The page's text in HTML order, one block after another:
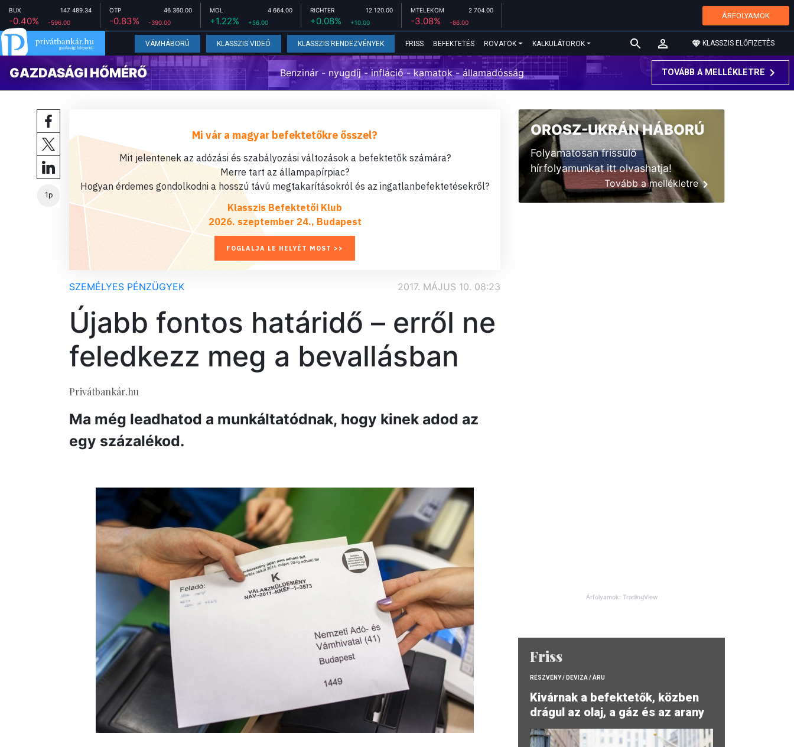
BUX 147 489.34
-0.40% -596.00
OTP 46 360.00
-0.83% -390.00
MOL 4 664.00
+1.22% +56.00
RICHTER 12 120.00
+0.08% +10.00
MTELEKOM 2 704.00
-3.08% -86.00
ÁRFOLYAMOK
VÁMHÁBORÚ KLASSZIS VIDEÓ KLASSZIS RENDEZVÉNYEK FRISS BEFEKTETÉS ROVATOK KALKULÁTOROK KLASSZIS ELŐFIZETÉS
GAZDASÁGI HŐMÉRŐ Benzinár - nyugdíj - infláció - kamatok - államadósság TOVÁBB A MELLÉKLETRE
1p
Mi vár a magyar befektetőkre ősszel?
Mit jelentenek az adózási és szabályozási változások a befektetők számára?
Merre tart az állampapírpiac?
Hogyan érdemes gondolkodni a hosszú távú megtakarításokról és az ingatlanbefektetésekről?
Klasszis Befektetői Klub
2026. szeptember 24., Budapest
FOGLALJA LE HELYÉT MOST >>
SZEMÉLYES PÉNZÜGYEK 2017. MÁJUS 10. 08:23
Újabb fontos határidő – erről ne
feledkezz meg a bevallásban
Privátbankár.hu
Ma még leadhatod a munkáltatódnak, hogy kinek adod az
egy százalékod.
OROSZ-UKRÁN HÁBORÚ
Folyamatosan frissülő
hírfolyamunkat itt olvashatja!
Tovább a mellékletre
Árfolyamok: TradingView
Friss
RÉSZVÉNY / DEVIZA / ÁRU
Kivárnak a befektetők, közben
drágul az olaj, a gáz és az arany